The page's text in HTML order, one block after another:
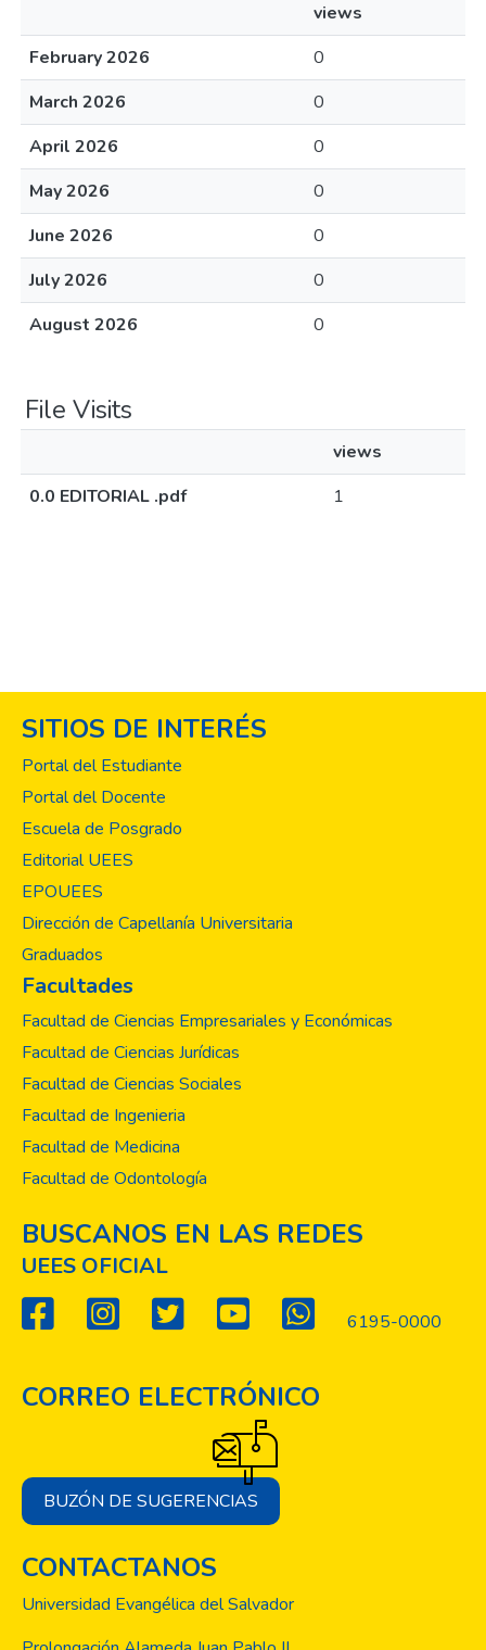
views
February 2026
0
March 2026
0
April 2026
0
May 2026
0
June 2026
0
July 2026
0
August 2026
0
File Visits
views
0.0 EDITORIAL .pdf
1
SITIOS DE INTERÉS
Portal del Estudiante
Portal del Docente
Escuela de Posgrado
Editorial UEES
EPOUEES
Dirección de Capellanía Universitaria
Graduados
Facultades
Facultad de Ciencias Empresariales y Económicas
Facultad de Ciencias Jurídicas
Facultad de Ciencias Sociales
Facultad de Ingenieria
Facultad de Medicina
Facultad de Odontología
BUSCANOS EN LAS REDES
UEES OFICIAL
6195-0000
CORREO ELECTRÓNICO
BUZÓN DE SUGERENCIAS
CONTACTANOS
Universidad Evangélica del Salvador